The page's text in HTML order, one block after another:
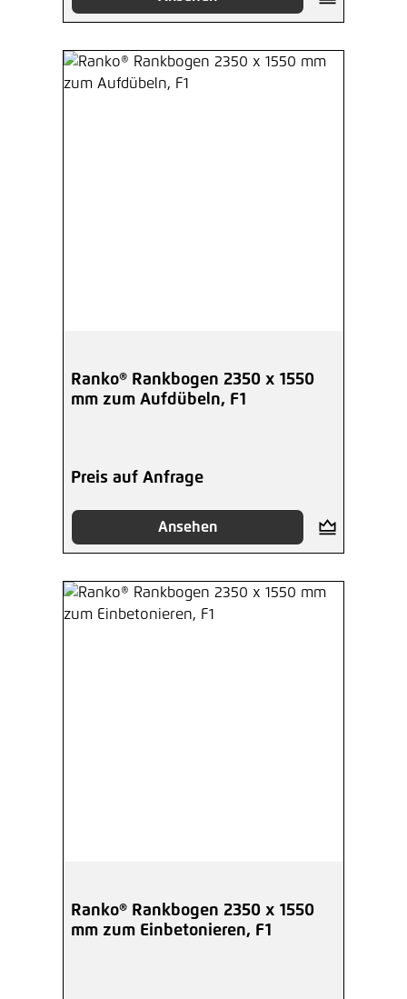
Ranko® Rankbogen 2350 x 1550
mm zum Aufdübeln, F1
Preis auf Anfrage
Ansehen
Ranko® Rankbogen 2350 x 1550
mm zum Einbetonieren, F1